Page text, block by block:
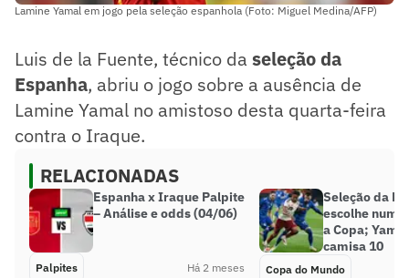
Lamine Yamal em jogo pela seleção espanhola (Foto: Miguel Medina/AFP)
Luis de la Fuente, técnico da seleção da
Espanha, abriu o jogo sobre a ausência de
Lamine Yamal no amistoso desta quarta-feira
contra o Iraque.
RELACIONADAS
Espanha x Iraque Palpite
– Análise e odds (04/06)
Palpites Há 2 meses
Seleção da
escolhe
a Copa;
camisa 10
Copa do Mundo